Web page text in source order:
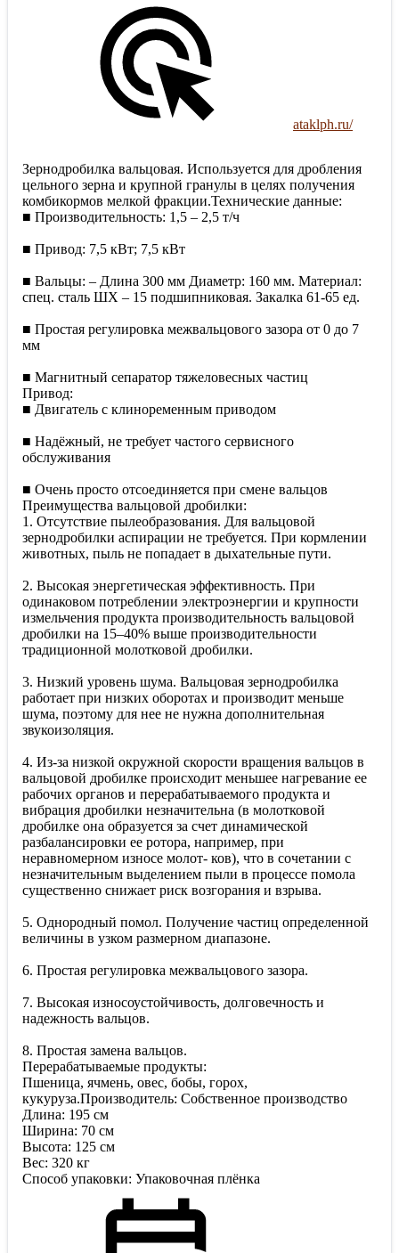
ataklph.ru/
Зернодробилка вальцовая. Используется для дробления
цельного зерна и крупной гранулы в целях получения
комбикормов мелкой фракции.Технические данные:
■ Производительность: 1,5 – 2,5 т/ч
■ Привод: 7,5 кВт; 7,5 кВт
■ Вальцы: – Длина 300 мм Диаметр: 160 мм. Материал:
спец. сталь ШХ – 15 подшипниковая. Закалка 61-65 ед.
■ Простая регулировка межвальцового зазора от 0 до 7
мм
■ Магнитный сепаратор тяжеловесных частиц
Привод:
■ Двигатель с клиноременным приводом
■ Надёжный, не требует частого сервисного
обслуживания
■ Очень просто отсоединяется при смене вальцов
Преимущества вальцовой дробилки:
1. Отсутствие пылеобразования. Для вальцовой
зернодробилки аспирации не требуется. При кормлении
животных, пыль не попадает в дыхательные пути.
2. Высокая энергетическая эффективность. При
одинаковом потреблении электроэнергии и крупности
измельчения продукта производительность вальцовой
дробилки на 15–40% выше производительности
традиционной молотковой дробилки.
3. Низкий уровень шума. Вальцовая зернодробилка
работает при низких оборотах и производит меньше
шума, поэтому для нее не нужна дополнительная
звукоизоляция.
4. Из-за низкой окружной скорости вращения вальцов в
вальцовой дробилке происходит меньшее нагревание ее
рабочих органов и перерабатываемого продукта и
вибрация дробилки незначительна (в молотковой
дробилке она образуется за счет динамической
разбалансировки ее ротора, например, при
неравномерном износе молот- ков), что в сочетании с
незначительным выделением пыли в процессе помола
существенно снижает риск возгорания и взрыва.
5. Однородный помол. Получение частиц определенной
величины в узком размерном диапазоне.
6. Простая регулировка межвальцового зазора.
7. Высокая износоустойчивость, долговечность и
надежность вальцов.
8. Простая замена вальцов.
Перерабатываемые продукты:
Пшеница, ячмень, овес, бобы, горох,
кукуруза.Производитель: Собственное производство
Длина: 195 см
Ширина: 70 см
Высота: 125 см
Вес: 320 кг
Способ упаковки: Упаковочная плёнка